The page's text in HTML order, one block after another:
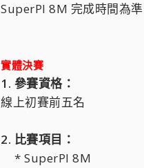
SuperPI 8M 完成時間為
實體決賽
1. 參賽資格：
線上初賽前五名
2. 比賽項目：
* SuperPI 8M